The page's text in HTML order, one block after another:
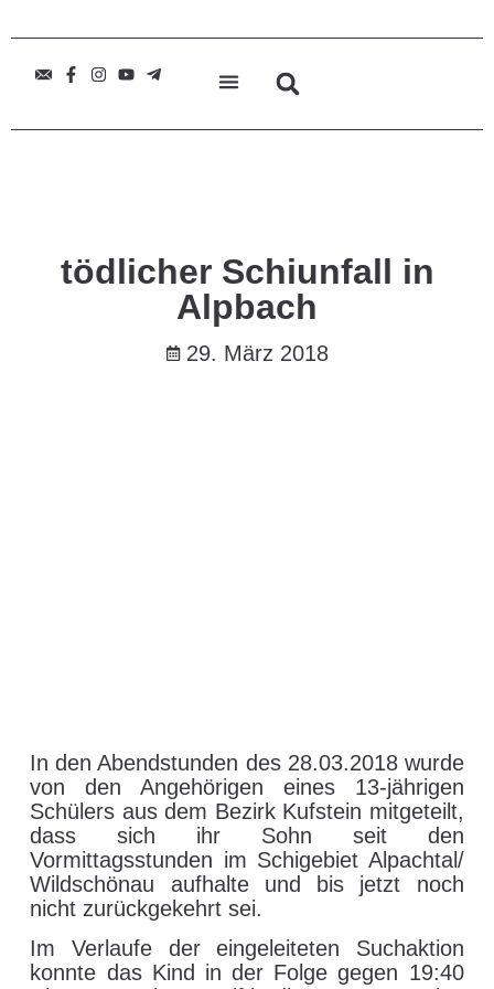
tödlicher Schiunfall in
Alpbach
29. März 2018